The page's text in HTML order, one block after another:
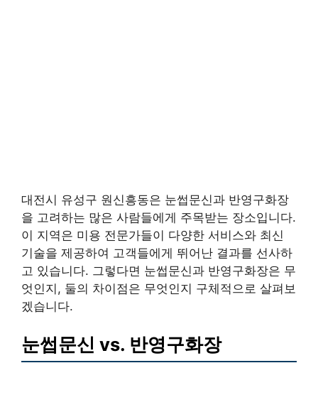
대전시 유성구 원신흥동은 눈썹문신과 반영구화장
을 고려하는 많은 사람들에게 주목받는 장소입니다.
이 지역은 미용 전문가들이 다양한 서비스와 최신
기술을 제공하여 고객들에게 뛰어난 결과를 선사하
고 있습니다. 그렇다면 눈썹문신과 반영구화장은 무
엇인지, 둘의 차이점은 무엇인지 구체적으로 살펴보
겠습니다.
눈썹문신 vs. 반영구화장